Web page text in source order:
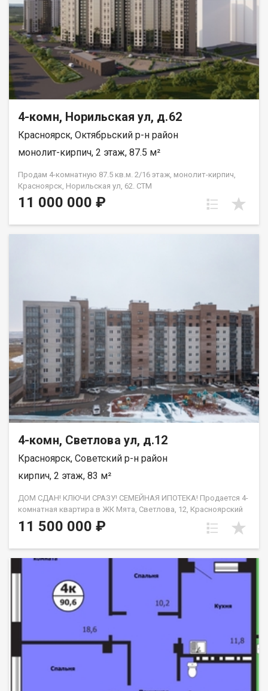
4-комн, Норильская ул, д.62
Красноярск, Октябрьский р-н район
монолит-кирпич, 2 этаж, 87.5 м²
Продам 4-комнатную 87.5 кв.м. 2/16 этаж, монолит-кирпич,
Красноярск, Норильская ул, 62. СТМ
11 000 000 ₽
4-комн, Светлова ул, д.12
Красноярск, Советский р-н район
кирпич, 2 этаж, 83 м²
ДОМ СДАН! КЛЮЧИ СРАЗУ! СЕМЕЙНАЯ ИПОТЕКА! Продается 4-
комнатная квартира в ЖК Мята, Светлова, 12, Красноярский
край, Красноярск, Советский район от застройщика. Общая
площадь квартиры — 83 кв.м. Отдельная кухня, все комнаты
способу оплаты можно уточнить по телефону 255-35-05, в
отделе продаж застройщика.
11 500 000 ₽